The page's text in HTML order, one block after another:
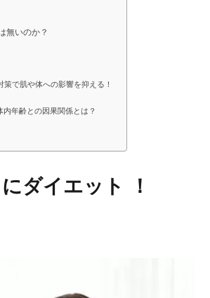
無いのか？
で肌や体への影響を抑える！
内年齢との因果関係とは？
ダイエット ！